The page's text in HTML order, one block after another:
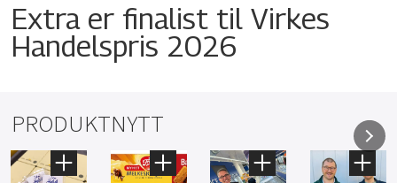
Extra er finalist til Virkes
Handelspris 2026
PRODUKTNYTT